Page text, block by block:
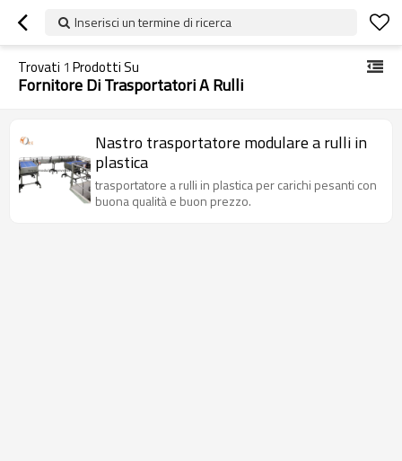
Inserisci un termine di ricerca
Trovati 1 Prodotti Su
Fornitore Di Trasportatori A Rulli
Nastro trasportatore modulare a rulli in
plastica
trasportatore a rulli in plastica per carichi pesanti con
buona qualità e buon prezzo.